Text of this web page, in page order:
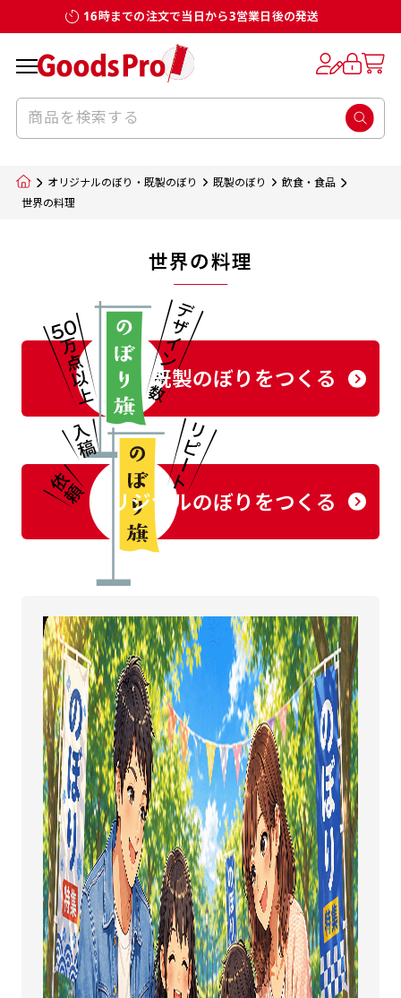
16時までの注文で当日から3営業日後の発送
オリジナルのぼり・既製のぼり 既製のぼり
飲食・食品
世界の料理
世界の料理
既製のぼりをつくる
オリジナルのぼりをつくる